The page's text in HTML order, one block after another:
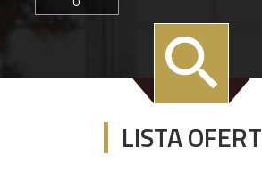
LISTA OFERT